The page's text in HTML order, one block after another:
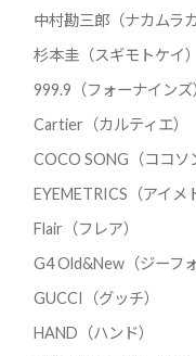
中村勘三郎（ナカムラ
杉本圭（スギモトケイ）
999.9（フォーナインズ
Cartier（カルティエ）
COCO SONG（ココソ
EYEMETRICS（アイメ
Flair（フレア）
G4 Old&New（ジーフ
GUCCI（グッチ）
HAND（ハンド）